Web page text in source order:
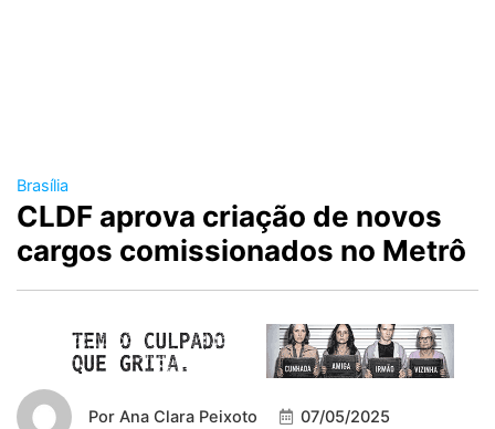
Brasília
CLDF aprova criação de novos
cargos comissionados no Metrô
Por Ana Clara Peixoto 07/05/2025